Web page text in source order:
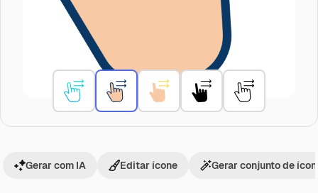
Gerar com IA Editar ícone Gerar conjunto de